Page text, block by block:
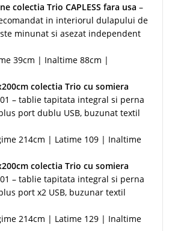
colectia Trio CAPLESS fara usa –
in interiorul dulapului de
minunat si asezat independent
39cm | Inaltime 88cm |
colectia Trio cu somiera
– tablie tapitata integral si perna
port dublu USB, buzunat textil
214cm | Latime 109 | Inaltime
colectia Trio cu somiera
– tablie tapitata integral si perna
port x2 USB, buzunar textil
214cm | Latime 129 | Inaltime